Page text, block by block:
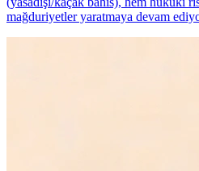
mağduriyetler yaratmaya devam